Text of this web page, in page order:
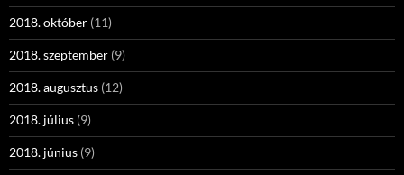
2018. október (11)
2018. szeptember (9)
2018. augusztus (12)
2018. július (9)
2018. június (9)